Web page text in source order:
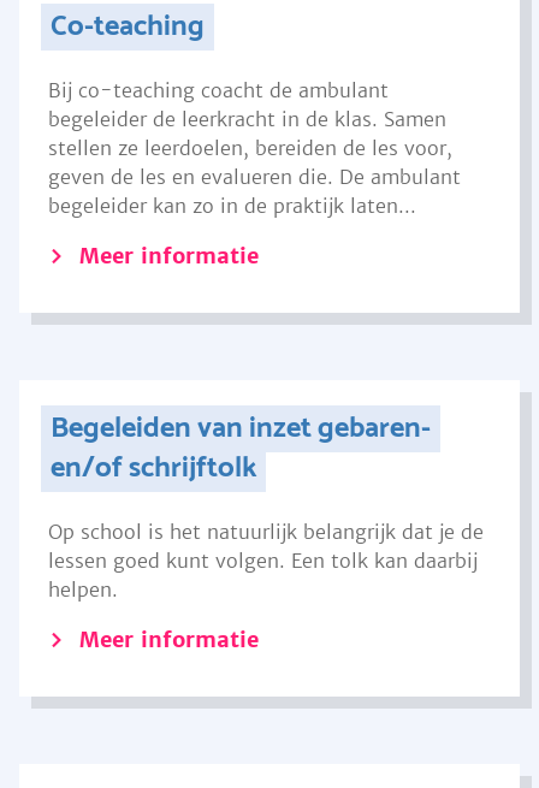
Co-teaching
Bij co-teaching coacht de ambulant
begeleider de leerkracht in de klas. Samen
stellen ze leerdoelen, bereiden de les voor,
geven de les en evalueren die. De ambulant
begeleider kan zo in de praktijk laten...
Meer informatie
Begeleiden van inzet gebaren-
en/of schrijftolk
Op school is het natuurlijk belangrijk dat je de
lessen goed kunt volgen. Een tolk kan daarbij
helpen.
Meer informatie